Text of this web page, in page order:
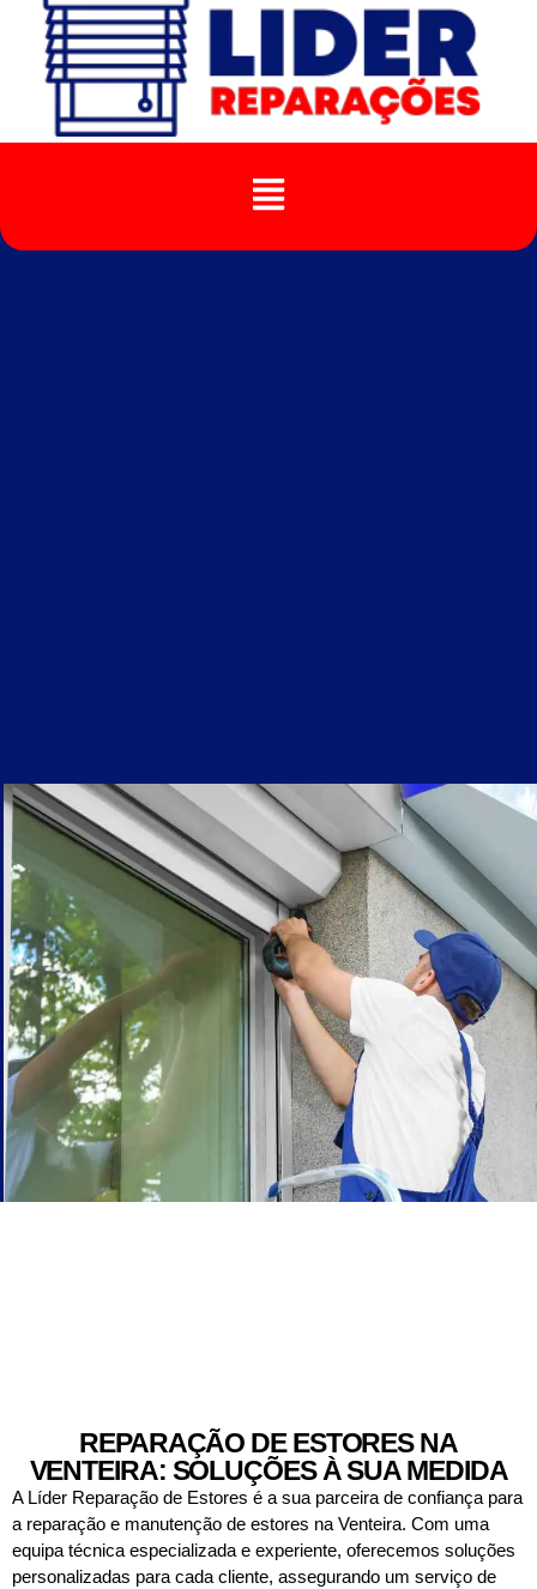
REPARAÇÃO DE ESTORES NA
VENTEIRA: SOLUÇÕES À SUA MEDIDA
A Líder Reparação de Estores é a sua parceira de confiança para
a reparação e manutenção de estores na Venteira. Com uma
equipa técnica especializada e experiente, oferecemos soluções
personalizadas para cada cliente, assegurando um serviço de